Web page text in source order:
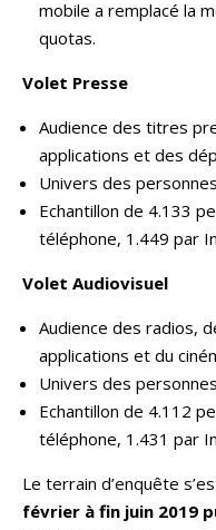
mobile a remplacé la
quotas.
Volet Presse
Audience des titres
applications et des
Univers des
Echantillon de 4.133
téléphone, 1.449 par
Volet Audiovisuel
Audience des radios,
applications et du
Univers des
Echantillon de 4.112
téléphone, 1.431 par
Le terrain d’enquête
février à fin juin 2019